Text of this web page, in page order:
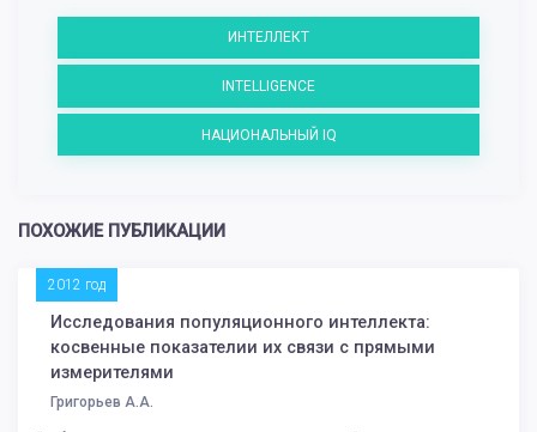
ИНТЕЛЛЕКТ
INTELLIGENCE
НАЦИОНАЛЬНЫЙ IQ
ПОХОЖИЕ ПУБЛИКАЦИИ
2012 год
Исследования популяционного интеллекта:
косвенные показателии их связи с прямыми
измерителями
Григорьев А.А.